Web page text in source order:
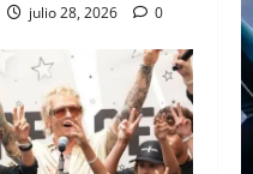
julio 28, 2026 0